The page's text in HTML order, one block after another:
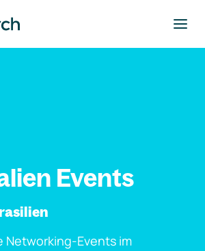
Events
Networking-Events im